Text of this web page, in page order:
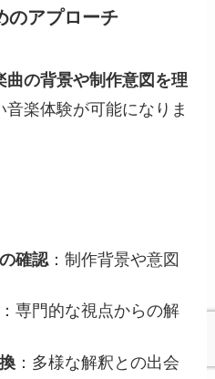
のアプローチ
曲の背景や制作意図を理
楽体験が可能になりま
確認 ：制作背景や意図
：専門的な視点からの解
：多様な解釈との出会